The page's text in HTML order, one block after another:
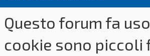
Questo forum fa
cookie sono piccoli